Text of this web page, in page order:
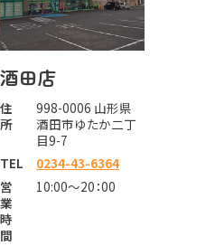
酒田店
住
所
998-0006 山形県
酒田市ゆたか二丁
目9-7
TEL
0234-43-6364
営
業
時
間
10:00～20：00